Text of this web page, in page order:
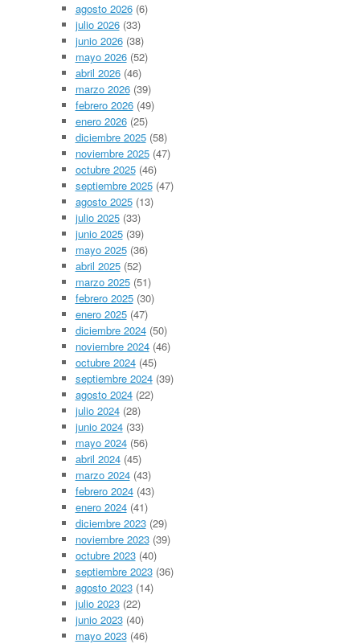
agosto 2026(6)
julio 2026(33)
junio 2026(38)
mayo 2026(52)
abril 2026(46)
marzo 2026(39)
febrero 2026(49)
enero 2026(25)
diciembre 2025(58)
noviembre 2025(47)
octubre 2025(46)
septiembre 2025(47)
agosto 2025(13)
julio 2025(33)
junio 2025(39)
mayo 2025(36)
abril 2025(52)
marzo 2025(51)
febrero 2025(30)
enero 2025(47)
diciembre 2024(50)
noviembre 2024(46)
octubre 2024(45)
septiembre 2024(39)
agosto 2024(22)
julio 2024(28)
junio 2024(33)
mayo 2024(56)
abril 2024(45)
marzo 2024(43)
febrero 2024(43)
enero 2024(41)
diciembre 2023(29)
noviembre 2023(39)
octubre 2023(40)
septiembre 2023(36)
agosto 2023(14)
julio 2023(22)
junio 2023(40)
mayo 2023(46)